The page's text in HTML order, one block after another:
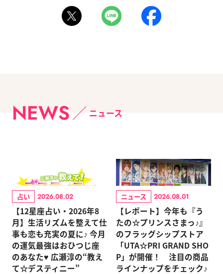
NEWS ニュース
占い 2026.08.02
【12星座占い・2026年8
月】生活リズムを整えて仕
事も恋も充実の夏に♪ 今月
の運気最強はおひつじ座
のあなた♥ 広瀬淳の“教え
て☆デスティニー”
ニュース 2026.08.01
【レポート】今年も『う
たの☆プリンスさまっ♪』
のフラッグシップストア
「UTA☆PRI GRAND SHO
P」が開催！ 注目の商品
ラインナップをチェック♪